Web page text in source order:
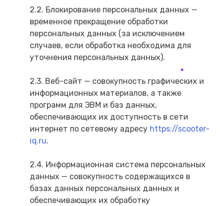
2.2. Блокирование персональных данных —
временное прекращение обработки
персональных данных (за исключением
случаев, если обработка необходима для
уточнения персональных данных).
2.3. Веб-сайт — совокупность графических и
информационных материалов, а также
программ для ЭВМ и баз данных,
обеспечивающих их доступность в сети
интернет по сетевому адресу https://scooter-
iq.ru.
2.4. Информационная система персональных
данных — совокупность содержащихся в
базах данных персональных данных и
обеспечивающих их обработку